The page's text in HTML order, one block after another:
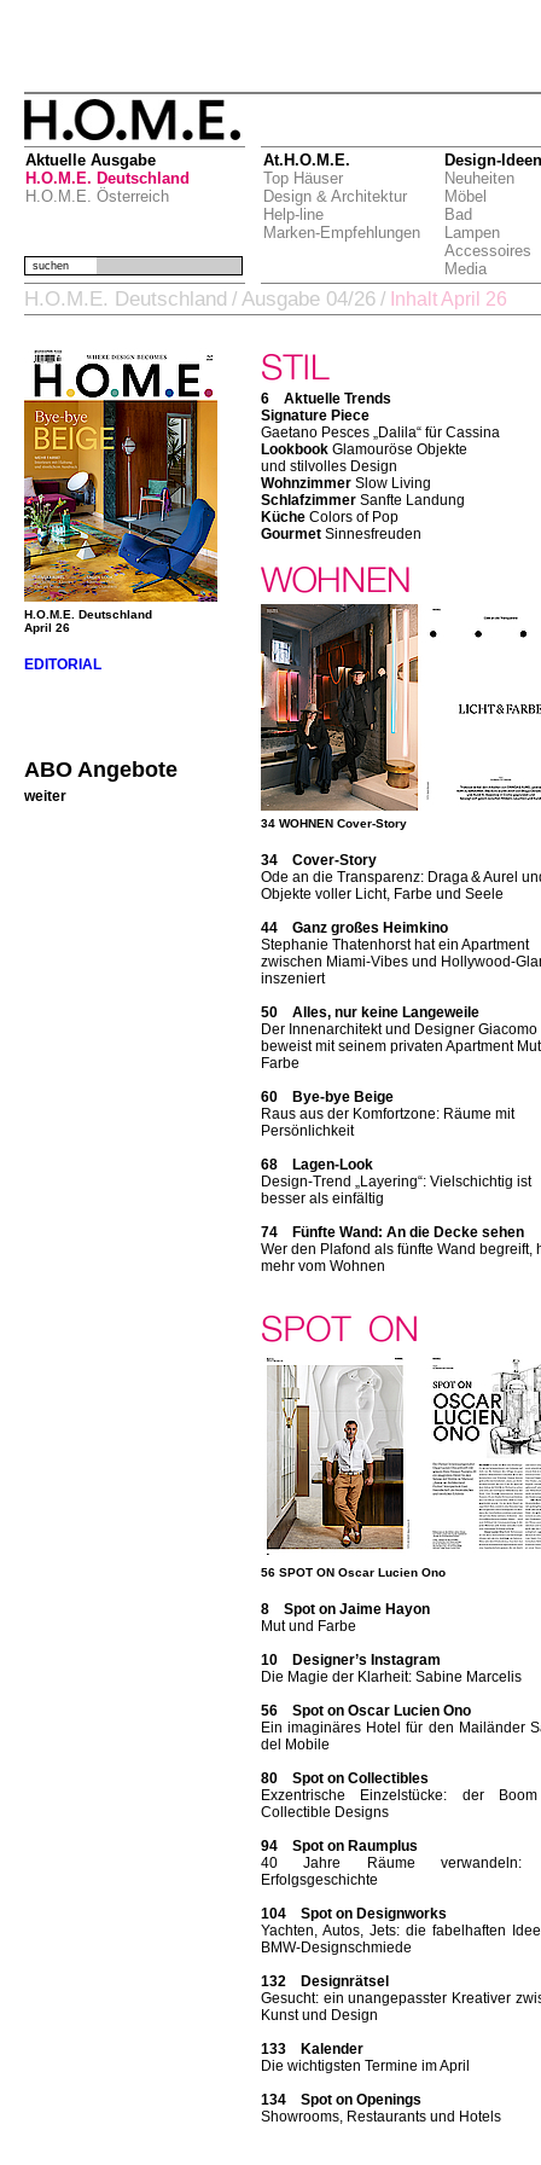
Aktuelle Ausgabe
H.O.M.E. Deutschland
H.O.M.E. Österreich
At.H.O.M.E.
Top Häuser
Design & Architektur
Help-line
Marken-Empfehlungen
Design-Ideen
Neuheiten
Möbel
Bad
Lampen
Accessoires
Media
suchen
H.O.M.E. Deutschland / Ausgabe 04/26 / Inhalt April 26
H.O.M.E. Deutschland
April 26
EDITORIAL
ABO Angebote
weiter
6 Aktuelle Trends
Signature Piece
Gaetano Pesces „Dalila“ für Cassina
Lookbook Glamouröse Objekte
und stilvolles Design
Wohnzimmer Slow Living
Schlafzimmer Sanfte Landung
Küche Colors of Pop
Gourmet Sinnesfreuden
34 WOHNEN Cover-Story
34 Cover-Story
Ode an die Transparenz: Draga & Aurel
Objekte voller Licht, Farbe und Seele
44 Ganz großes Heimkino
Stephanie Thatenhorst hat ein Apartment
zwischen Miami-Vibes und Hollywood-
inszeniert
50 Alles, nur keine Langeweile
Der Innenarchitekt und Designer Giacomo
beweist mit seinem privaten Apartment
Farbe
60 Bye-bye Beige
Raus aus der Komfortzone: Räume mit
Persönlichkeit
68 Lagen-Look
Design-Trend „Layering“: Vielschichtig ist
besser als einfältig
74 Fünfte Wand: An die Decke sehen
Wer den Plafond als fünfte Wand begreift,
mehr vom Wohnen
56 SPOT ON Oscar Lucien Ono
8 Spot on Jaime Hayon
Mut und Farbe
10 Designer’s Instagram
Die Magie der Klarheit: Sabine Marcelis
56 Spot on Oscar Lucien Ono
Ein imaginäres Hotel für den Mailänder
del Mobile
80 Spot on Collectibles
Exzentrische Einzelstücke: der
Collectible Designs
94 Spot on Raumplus
40 Jahre Räume verwandeln:
Erfolgsgeschichte
104 Spot on Designworks
Yachten, Autos, Jets: die fabelhaften
BMW-Designschmiede
132 Designrätsel
Gesucht: ein unangepasster Kreativer
Kunst und Design
133 Kalender
Die wichtigsten Termine im April
134 Spot on Openings
Showrooms, Restaurants und Hotels